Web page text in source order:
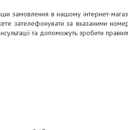
замовлення в нашому інтернет-
зателефонувати за вказаними
та допоможуть зробити